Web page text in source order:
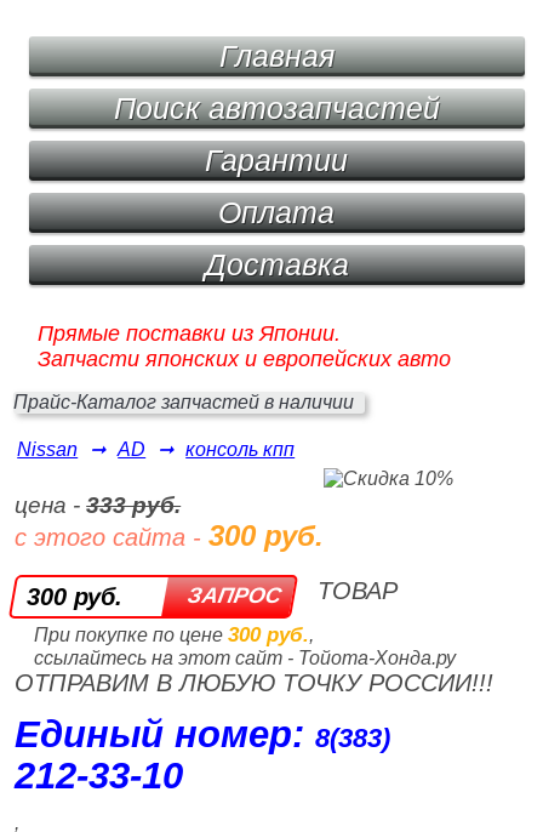
Главная
Поиск автозапчастей
Гарантии
Оплата
Доставка
Прямые поставки из Японии.
Запчасти японских и европейских авто
Прайс-Каталог запчастей в наличии
Nissan ➞ AD ➞ консоль кпп
цена -333 руб.
с этого сайта -300 руб.
300 руб.
При покупке по цене 300 руб.,
ссылайтесь на этот сайт - Тойота-Хонда.ру
ТОВАР
ОТПРАВИМ В ЛЮБУЮ ТОЧКУ РОССИИ!!!
Единый номер:8(383)
212‑33‑10
,